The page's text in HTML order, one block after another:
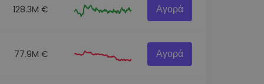
128.3M € Αγορά
77.9M € Αγορά